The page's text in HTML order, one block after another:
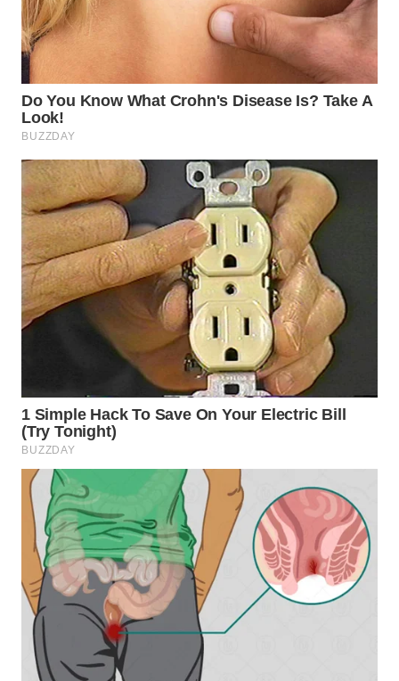
WN
KEPULAUAN
WN
TANGERANG
WN
BINJAI
WN
CIREBON
WN
INDRAMAYU
WN
MAJALENGKA
WN
SUBANG
WN
SUKABUMI
PURWAKARTA